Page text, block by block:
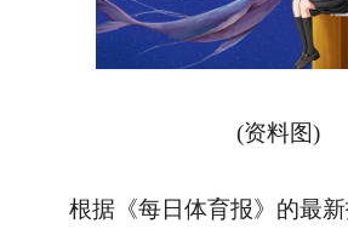
(资料图)
根据《每日体育报》的最